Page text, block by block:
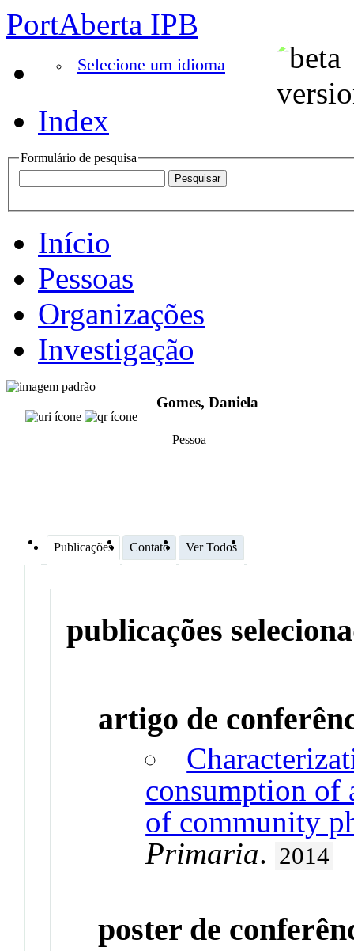
PortAberta IPB
Selecione um idioma
Index
Formulário de pesquisa
Início
Pessoas
Organizações
Investigação
Gomes, Daniela
Pessoa
Publicações Contato Ver Todos
publicações
artigo de
consumption of
of community
Primaria. 2014
poster de